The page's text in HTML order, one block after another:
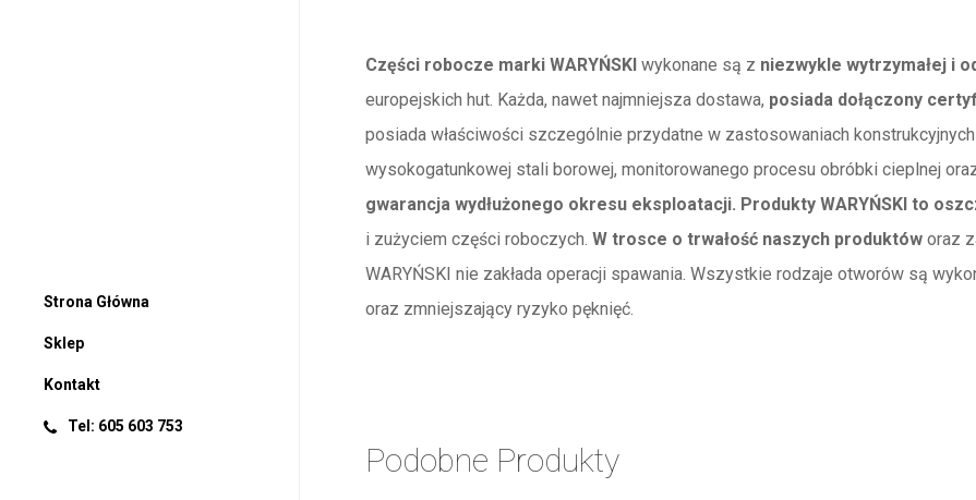
Strona Główna
Sklep
Kontakt
Tel: 605 603 753
Części robocze marki WARYŃSKI wykonane są z niezwykle wytrzymałej i
europejskich hut. Każda, nawet najmniejsza dostawa, posiada dołączony
posiada właściwości szczególnie przydatne w zastosowaniach
wysokogatunkowej stali borowej, monitorowanego procesu obróbki cieplnej
gwarancja wydłużonego okresu eksploatacji. Produkty WARYŃSKI to
i zużyciem części roboczych. W trosce o trwałość naszych produktów oraz
WARYŃSKI nie zakłada operacji spawania. Wszystkie rodzaje otworów są
oraz zmniejszający ryzyko pęknięć.
Podobne Produkty